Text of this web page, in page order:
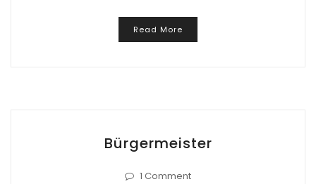
Read More
Bürgermeister
1 Comment